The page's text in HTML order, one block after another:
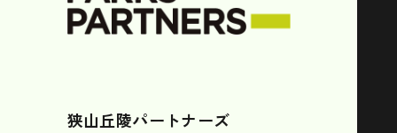
狭山丘陵パートナーズ